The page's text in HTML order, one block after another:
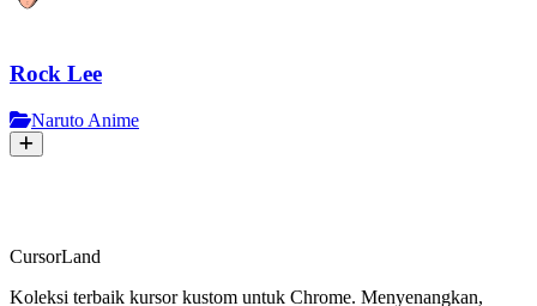
Rock Lee
Naruto Anime
CursorLand
Koleksi terbaik kursor kustom untuk Chrome. Menyenangkan,